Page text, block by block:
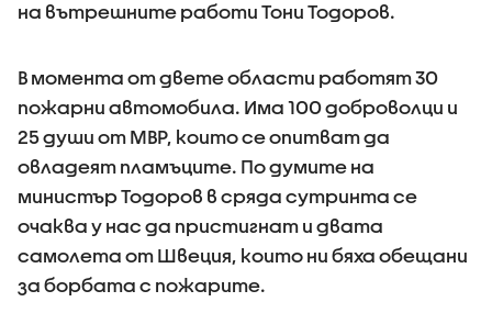
на вътрешните работи Тони Тодоров.
В момента от двете области работят 30
пожарни автомобила. Има 100 доброволци и
25 души от МВР, които се опитват да
овладеят пламъците. По думите на
министър Тодоров в сряда сутринта се
очаква у нас да пристигнат и двата
самолета от Швеция, които ни бяха обещани
за борбата с пожарите.